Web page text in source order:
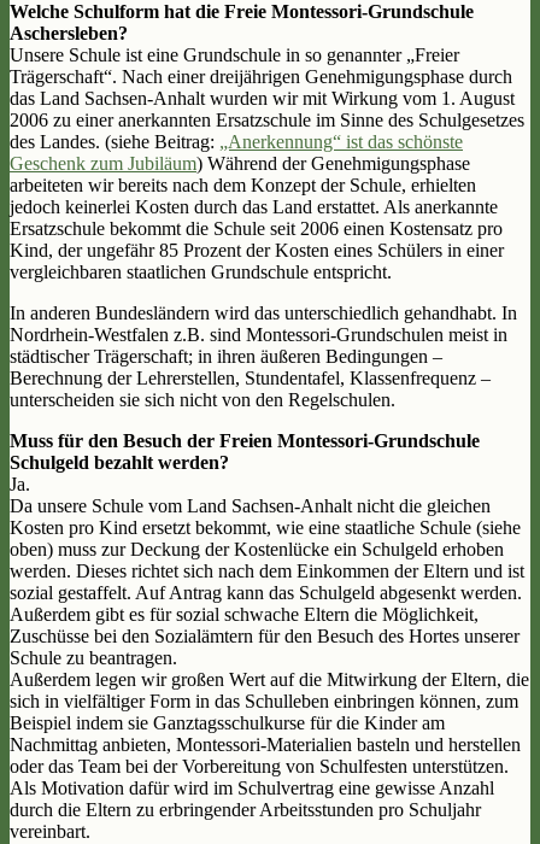
Welche Schulform hat die Freie Montessori-Grundschule
Aschersleben?
Unsere Schule ist eine Grundschule in so genannter „Freier
Trägerschaft“. Nach einer dreijährigen Genehmigungsphase durch
das Land Sachsen-Anhalt wurden wir mit Wirkung vom 1. August
2006 zu einer anerkannten Ersatzschule im Sinne des Schulgesetzes
des Landes. (siehe Beitrag: „Anerkennung“ ist das schönste
Geschenk zum Jubiläum) Während der Genehmigungsphase
arbeiteten wir bereits nach dem Konzept der Schule, erhielten
jedoch keinerlei Kosten durch das Land erstattet. Als anerkannte
Ersatzschule bekommt die Schule seit 2006 einen Kostensatz pro
Kind, der ungefähr 85 Prozent der Kosten eines Schülers in einer
vergleichbaren staatlichen Grundschule entspricht.
In anderen Bundesländern wird das unterschiedlich gehandhabt. In
Nordrhein-Westfalen z.B. sind Montessori-Grundschulen meist in
städtischer Trägerschaft; in ihren äußeren Bedingungen –
Berechnung der Lehrerstellen, Stundentafel, Klassenfrequenz –
unterscheiden sie sich nicht von den Regelschulen.
Muss für den Besuch der Freien Montessori-Grundschule
Schulgeld bezahlt werden?
Ja.
Da unsere Schule vom Land Sachsen-Anhalt nicht die gleichen
Kosten pro Kind ersetzt bekommt, wie eine staatliche Schule (siehe
oben) muss zur Deckung der Kostenlücke ein Schulgeld erhoben
werden. Dieses richtet sich nach dem Einkommen der Eltern und ist
sozial gestaffelt. Auf Antrag kann das Schulgeld abgesenkt werden.
Außerdem gibt es für sozial schwache Eltern die Möglichkeit,
Zuschüsse bei den Sozialämtern für den Besuch des Hortes unserer
Schule zu beantragen.
Außerdem legen wir großen Wert auf die Mitwirkung der Eltern, die
sich in vielfältiger Form in das Schulleben einbringen können, zum
Beispiel indem sie Ganztagsschulkurse für die Kinder am
Nachmittag anbieten, Montessori-Materialien basteln und herstellen
oder das Team bei der Vorbereitung von Schulfesten unterstützen.
Als Motivation dafür wird im Schulvertrag eine gewisse Anzahl
durch die Eltern zu erbringender Arbeitsstunden pro Schuljahr
vereinbart.